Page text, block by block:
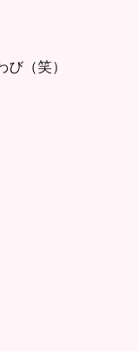
（笑）